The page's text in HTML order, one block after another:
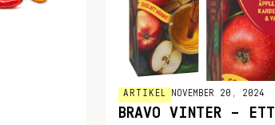
ARTIKEL NOVEMBER 20, 2024
BRAVO VINTER – ETT